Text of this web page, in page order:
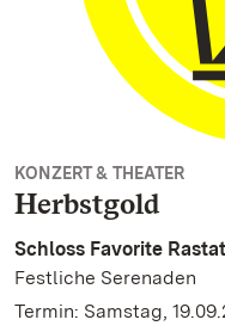
KONZERT & THEATER
Herbstgold
Schloss Favorite
Festliche Serenaden
Termin: Samstag,